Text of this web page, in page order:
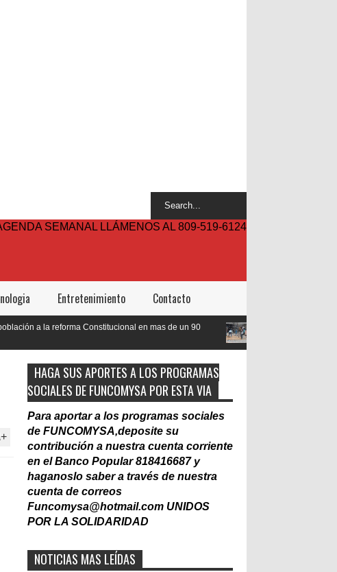
SEMANAL LLÁMENOS AL 809-519-6124
Entretenimiento Contacto
en mas de un 90
Nacionalización del Trabajo, un Muro
+
HAGA SUS APORTES A LOS PROGRAMAS
SOCIALES DE FUNCOMYSA POR ESTA VIA
Para aportar a los programas sociales
de FUNCOMYSA,deposite su
contribución a nuestra cuenta corriente
en el Banco Popular 818416687 y
haganoslo saber a través de nuestra
cuenta de correos
Funcomysa@hotmail.com UNIDOS
POR LA SOLIDARIDAD
NOTICIAS MAS LEÍDAS